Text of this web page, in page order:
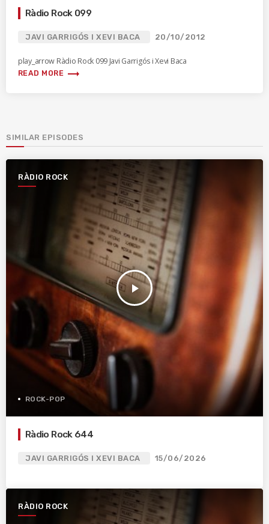
Ràdio Rock 099
JAVI GARRIGÓS I XEVI BACA 20/10/2012
play_arrow Ràdio Rock 099 Javi Garrigós i Xevi Baca
READ MORE trending_flat
SIMILAR EPISODES
RÀDIO ROCK
play_arrow
ROCK-POP
Ràdio Rock 644
JAVI GARRIGÓS I XEVI BACA 15/06/2026
RÀDIO ROCK